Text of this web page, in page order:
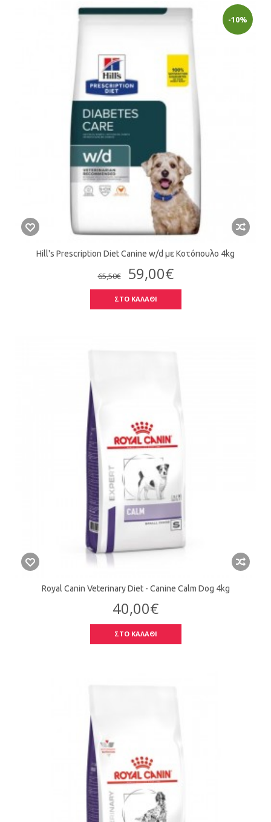
-10%
Hill's Prescription Diet Canine w/d με Κοτόπουλο 4kg
65,50€ 59,00€
ΣΤΟ ΚΑΛΑΘΙ
Royal Canin Veterinary Diet - Canine Calm Dog 4kg
40,00€
ΣΤΟ ΚΑΛΑΘΙ